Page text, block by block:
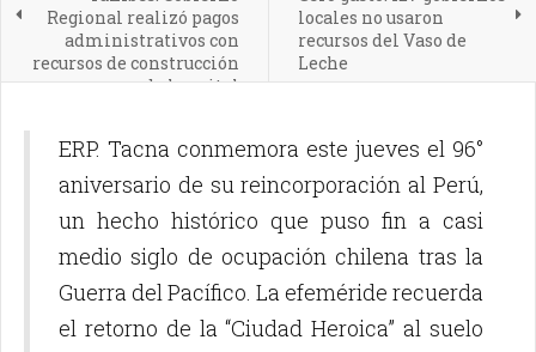
Regional realizó pagos
administrativos con
recursos de construcción
de hospital
locales no usaron
recursos del Vaso de
Leche
ERP. Tacna conmemora este jueves el 96°
aniversario de su reincorporación al Perú,
un hecho histórico que puso fin a casi
medio siglo de ocupación chilena tras la
Guerra del Pacífico. La efeméride recuerda
el retorno de la “Ciudad Heroica” al suelo